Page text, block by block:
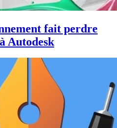
fait perdre
Autodesk